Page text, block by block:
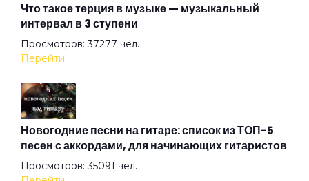
Ау
Бабушки
Барабанщик
Что такое терция в музыке — музыкальный
интервал в 3 ступени
Просмотров: 37277 чел.
Перейти
Новогодние песни на гитаре: список из ТОП-5
песен с аккордами, для начинающих гитаристов
Просмотров: 35091 чел.